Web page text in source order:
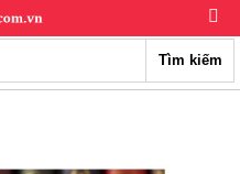
Tìm kiếm